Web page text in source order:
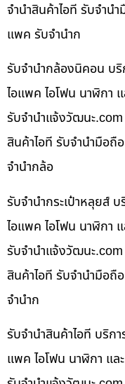
จำนำสินค้าไอที รับจำน
แพค รับจำนำก
รับจำนำกล้องนิคอน บริ
ไอแพค ไอโฟน นาฬิกา
รับจํานําแจ้งวัฒนะ
สินค้าไอที รับจำนำมือถื
จำนำกล้อ
รับจำนำกระเป๋าหลุยส์
ไอแพค ไอโฟน นาฬิกา
รับจํานําแจ้งวัฒนะ.com
สินค้าไอที รับจำนำมือถื
จำนำก
รับจำนำสินค้าไอที บริก
แพค ไอโฟน นาฬิกา แ